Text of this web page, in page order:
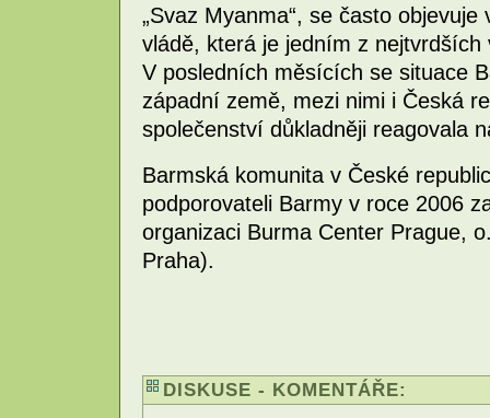
„Svaz Myanma“, se často
vládě, která je jedním z
V posledních měsících se situace
západní země, mezi nimi i Česká
společenství důkladněji reagovala
Barmská komunita v České
podporovateli Barmy v roce 2006
organizaci Burma Center Prague,
Praha).
DISKUSE - KOMENTÁŘE: